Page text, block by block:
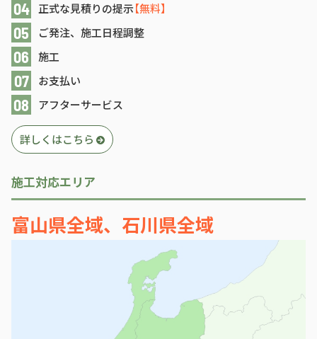
正式な見積りの提示【無料】
ご発注、施工日程調整
施工
お支払い
アフターサービス
詳しくはこちら
施工対応エリア
富山県全域、石川県全域